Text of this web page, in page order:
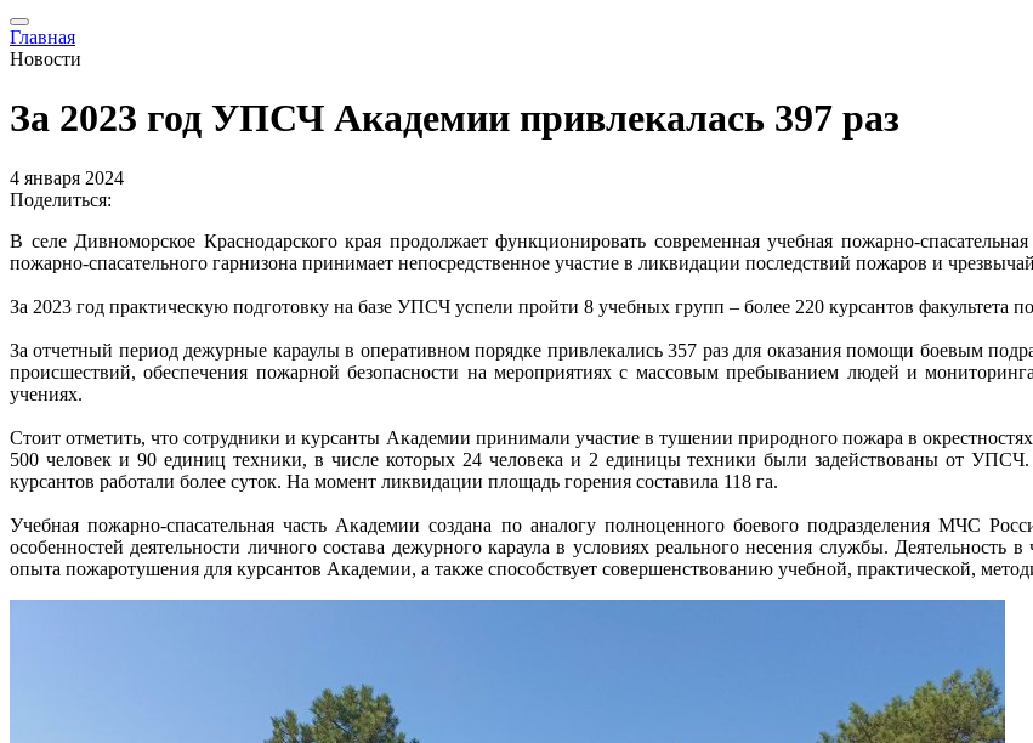
Главная
Новости
За 2023 год УПСЧ Академии привлекалась 397 раз
4 января 2024
Поделиться:
В селе Дивноморское Краснодарского края продолжает функционировать современная учебная пожарно-
пожарно-спасательного гарнизона принимает непосредственное участие в ликвидации последствий пожаров и
За 2023 год практическую подготовку на базе УПСЧ успели пройти 8 учебных групп – более 220 курсантов факультета
За отчетный период дежурные караулы в оперативном порядке привлекались 357 раз для оказания помощи боевым
происшествий, обеспечения пожарной безопасности на мероприятиях с массовым пребыванием людей и
учениях.
Стоит отметить, что сотрудники и курсанты Академии принимали участие в тушении природного пожара в
500 человек и 90 единиц техники, в числе которых 24 человека и 2 единицы техники были задействованы от
курсантов работали более суток. На момент ликвидации площадь горения составила 118 га.
Учебная пожарно-спасательная часть Академии создана по аналогу полноценного боевого подразделения МЧС
особенностей деятельности личного состава дежурного караула в условиях реального несения службы.
опыта пожаротушения для курсантов Академии, а также способствует совершенствованию учебной, практической,